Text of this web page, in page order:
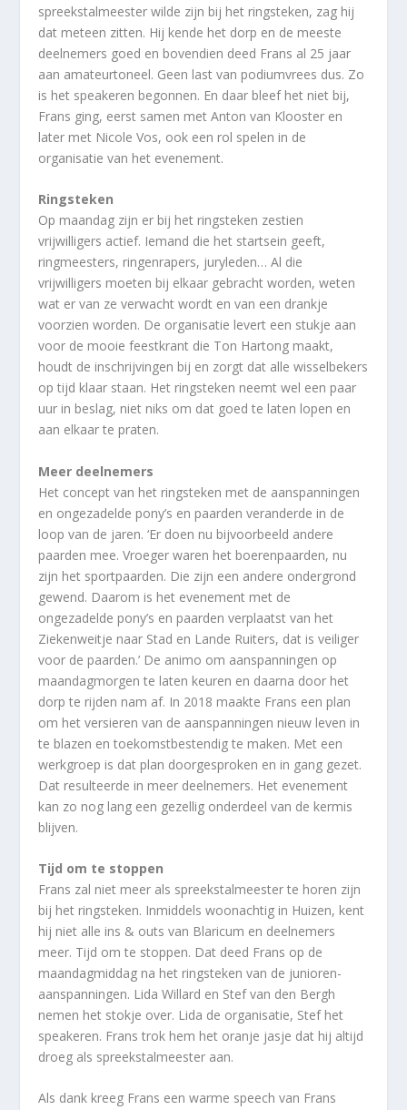
spreekstalmeester wilde zijn bij het ringsteken, zag hij
dat meteen zitten. Hij kende het dorp en de meeste
deelnemers goed en bovendien deed Frans al 25 jaar
aan amateurtoneel. Geen last van podiumvrees dus. Zo
is het speakeren begonnen. En daar bleef het niet bij,
Frans ging, eerst samen met Anton van Klooster en
later met Nicole Vos, ook een rol spelen in de
organisatie van het evenement.
Ringsteken
Op maandag zijn er bij het ringsteken zestien
vrijwilligers actief. Iemand die het startsein geeft,
ringmeesters, ringenrapers, juryleden… Al die
vrijwilligers moeten bij elkaar gebracht worden, weten
wat er van ze verwacht wordt en van een drankje
voorzien worden. De organisatie levert een stukje aan
voor de mooie feestkrant die Ton Hartong maakt,
houdt de inschrijvingen bij en zorgt dat alle wisselbekers
op tijd klaar staan. Het ringsteken neemt wel een paar
uur in beslag, niet niks om dat goed te laten lopen en
aan elkaar te praten.
Meer deelnemers
Het concept van het ringsteken met de aanspanningen
en ongezadelde pony’s en paarden veranderde in de
loop van de jaren. ‘Er doen nu bijvoorbeeld andere
paarden mee. Vroeger waren het boerenpaarden, nu
zijn het sportpaarden. Die zijn een andere ondergrond
gewend. Daarom is het evenement met de
ongezadelde pony’s en paarden verplaatst van het
Ziekenweitje naar Stad en Lande Ruiters, dat is veiliger
voor de paarden.’ De animo om aanspanningen op
maandagmorgen te laten keuren en daarna door het
dorp te rijden nam af. In 2018 maakte Frans een plan
om het versieren van de aanspanningen nieuw leven in
te blazen en toekomstbestendig te maken. Met een
werkgroep is dat plan doorgesproken en in gang gezet.
Dat resulteerde in meer deelnemers. Het evenement
kan zo nog lang een gezellig onderdeel van de kermis
blijven.
Tijd om te stoppen
Frans zal niet meer als spreekstalmeester te horen zijn
bij het ringsteken. Inmiddels woonachtig in Huizen, kent
hij niet alle ins & outs van Blaricum en deelnemers
meer. Tijd om te stoppen. Dat deed Frans op de
maandagmiddag na het ringsteken van de junioren-
aanspanningen. Lida Willard en Stef van den Bergh
nemen het stokje over. Lida de organisatie, Stef het
speakeren. Frans trok hem het oranje jasje dat hij altijd
droeg als spreekstalmeester aan.
Als dank kreeg Frans een warme speech van Frans